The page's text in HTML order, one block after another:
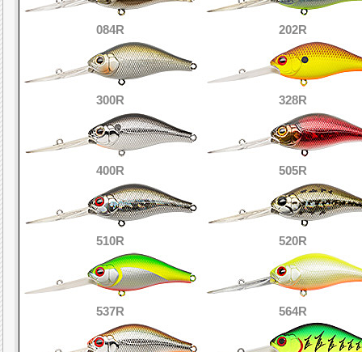
084R 202R
300R 328R
400R 505R
510R 520R
537R 564R